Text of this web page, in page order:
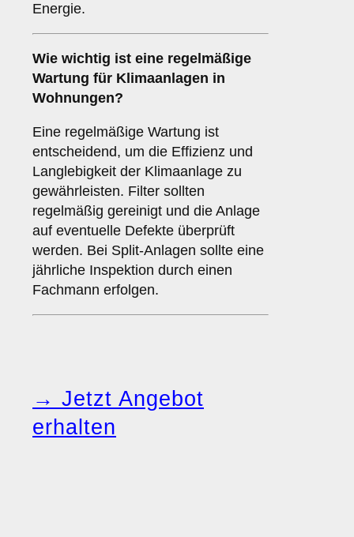
Energie.
Wie wichtig ist eine regelmäßige
Wartung für Klimaanlagen in
Wohnungen?
Eine regelmäßige Wartung ist
entscheidend, um die Effizienz und
Langlebigkeit der Klimaanlage zu
gewährleisten. Filter sollten
regelmäßig gereinigt und die Anlage
auf eventuelle Defekte überprüft
werden. Bei Split-Anlagen sollte eine
jährliche Inspektion durch einen
Fachmann erfolgen.
→ Jetzt Angebot
erhalten